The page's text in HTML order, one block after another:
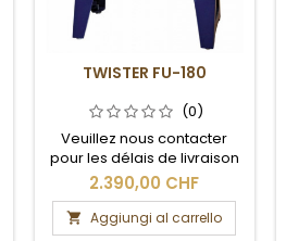
TWISTER FU-180
(0)
Veuillez nous contacter
pour les délais de livraison
et les frais de port.
2.390,00 CHF
 Aggiungi al carrello